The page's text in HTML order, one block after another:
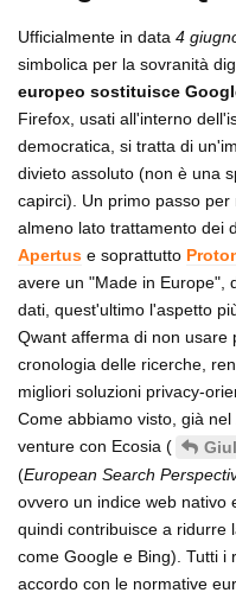
Ufficialmente in data 4
simbolica per la sovranità
europeo sostituisce
Firefox, usati all'interno
democratica, si tratta di
divieto assoluto (non è una
capirci). Un primo passo
almeno lato trattamento dei
Apertus e soprattutto
avere un "Made in Europe",
dati, quest'ultimo l'aspetto
Qwant afferma di non usare
cronologia delle ricerche,
migliori soluzioni privacy-
Come abbiamo visto, già
venture con Ecosia (
(European Search
ovvero un indice web nativo
quindi contribuisce a ridurre
come Google e Bing). Tutti i
accordo con le normative